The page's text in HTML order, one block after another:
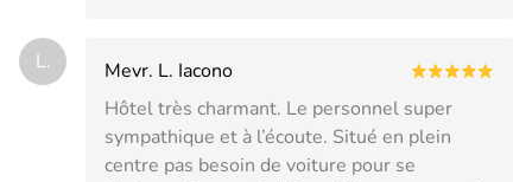
L.
Mevr. L. Iacono
Hôtel très charmant. Le personnel super
sympathique et à l’écoute. Situé en plein
centre pas besoin de voiture pour se